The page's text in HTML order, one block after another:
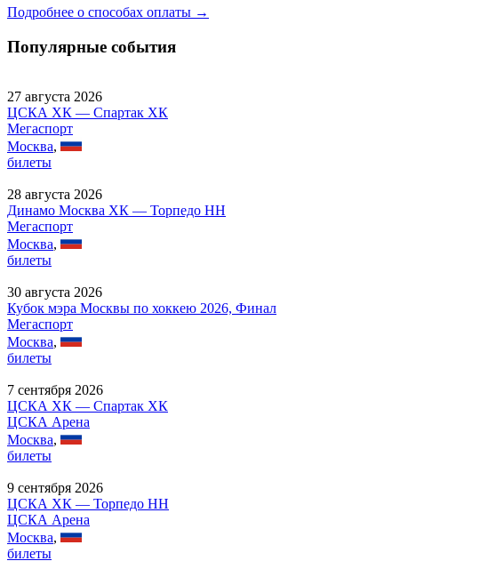
Подробнее о способах оплаты →
Популярные события
27 августа 2026
ЦСКА ХК — Спартак ХК
Мегаспорт
Москва,
билеты
28 августа 2026
Динамо Москва ХК — Торпедо НН
Мегаспорт
Москва,
билеты
30 августа 2026
Кубок мэра Москвы по хоккею 2026, Финал
Мегаспорт
Москва,
билеты
7 сентября 2026
ЦСКА ХК — Спартак ХК
ЦСКА Арена
Москва,
билеты
9 сентября 2026
ЦСКА ХК — Торпедо НН
ЦСКА Арена
Москва,
билеты